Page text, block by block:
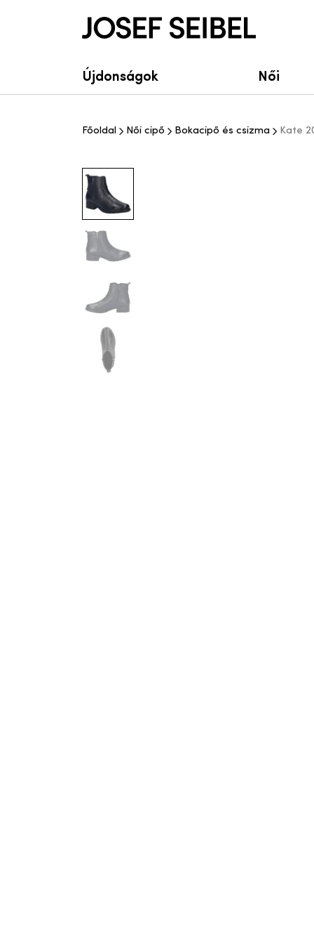
Josef Seibel Webshop
Újdonságok Női
Főoldal Női cipő Bokacipő és csizma Kate